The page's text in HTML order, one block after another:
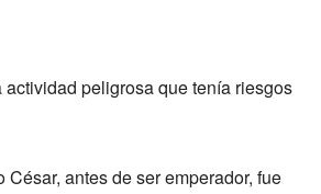
actividad peligrosa que tenía riesgos
antes de ser emperador, fue